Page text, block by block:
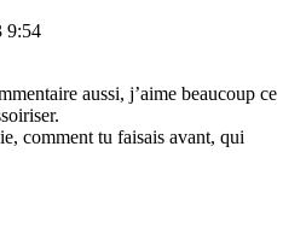
9:54
aussi, j’aime beaucoup ce
comment tu faisais avant, qui